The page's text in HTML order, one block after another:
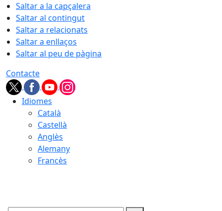
Saltar a la capçalera
Saltar al contingut
Saltar a relacionats
Saltar a enllaços
Saltar al peu de pàgina
Contacte
Idiomes
Català
Castellà
Anglès
Alemany
Francès